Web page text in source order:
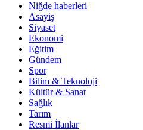
Niğde haberleri
Asayiş
Siyaset
Ekonomi
Eğitim
Gündem
Spor
Bilim & Teknoloji
Kültür & Sanat
Sağlık
Tarım
Resmi İlanlar